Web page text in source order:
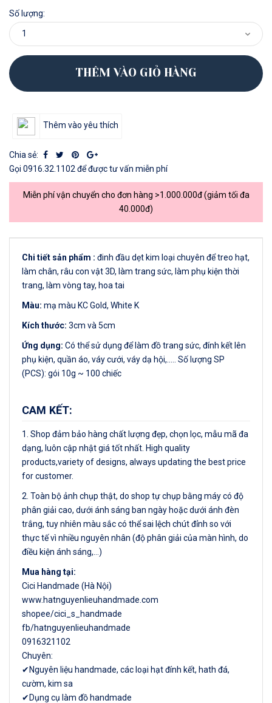
Số lượng:
THÊM VÀO GIỎ HÀNG
Thêm vào yêu thích
Chia sẻ:
Gọi 0916.32.1102 để được tư vấn miễn phí
Miễn phí vận chuyển cho đơn hàng >1.000.000đ (giảm tối đa
40.000đ)
Chi tiết sản phẩm : đinh đầu dẹt kim loại chuyên để treo hạt,
làm chân, râu con vật 3D, làm trang sức, làm phụ kiện thời
trang, làm vòng tay, hoa tai
Màu: mạ màu KC Gold, White K
Kích thước: 3cm và 5cm
Ứng dụng: Có thể sử dụng để làm đồ trang sức, đính kết lên
phụ kiện, quần áo, váy cưới, váy dạ hội,..... Số lượng SP
(PCS): gói 10g ~ 100 chiếc
CAM KẾT:
1. Shop đảm bảo hàng chất lượng đẹp, chọn lọc, mẫu mã đa
dạng, luôn cập nhật giá tốt nhất. High quality
products,variety of designs, always updating the best price
for customer.
2. Toàn bộ ảnh chụp thật, do shop tự chụp bằng máy có độ
phân giải cao, dưới ánh sáng ban ngày hoặc dưới ánh đèn
trắng, tuy nhiên màu sắc có thể sai lệch chút đỉnh so với
thực tế vì nhiều nguyên nhân (độ phân giải của màn hình, do
điều kiện ánh sáng,…)
Mua hàng tại:
Cici Handmade (Hà Nội)
www.hatnguyenlieuhandmade.com
shopee/cici_s_handmade
fb/hatnguyenlieuhandmade
0916321102
Chuyên:
✔Nguyên liệu handmade, các loại hạt đính kết, hath đá,
cườm, kim sa
✔Dụng cụ làm đồ handmade